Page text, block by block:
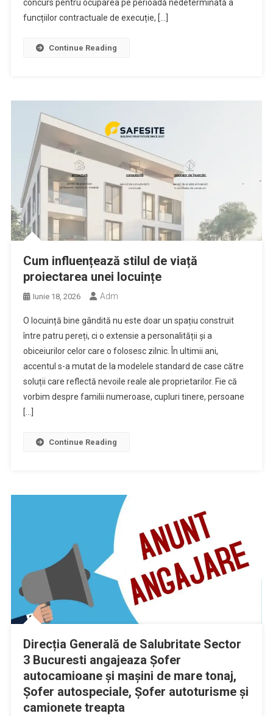
concurs pentru ocuparea pe perioadă nedeterminată a
funcțiilor contractuale de execuție, […]
Continue Reading
Cum influențează stilul de viață
proiectarea unei locuințe
Iunie 18, 2026 Adm
O locuință bine gândită nu este doar un spațiu construit
între patru pereți, ci o extensie a personalității și a
obiceiurilor celor care o folosesc zilnic. În ultimii ani,
accentul s-a mutat de la modelele standard de case către
soluții care reflectă nevoile reale ale proprietarilor. Fie că
vorbim despre familii numeroase, cupluri tinere, persoane
[…]
Continue Reading
Direcția Generală de Salubritate Sector
3 Bucuresti angajeaza Șofer
autocamioane și mașini de mare tonaj,
Șofer autospeciale, Șofer autoturisme și
camionete treapta